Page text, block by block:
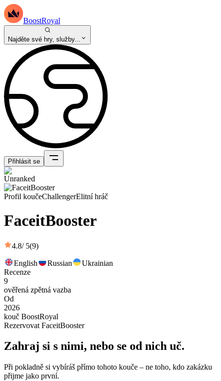
BoostRoyal
Najděte své hry, služby...
Přihlásit se
Profil koučeChallengerElitní hráč
FaceitBooster
4.8/ 5(9)
English Russian
Ukrainian
Recenze
9
ověřená zpětná vazba
Od
2026
kouč BoostRoyal
Rezervovat FaceitBooster
Zahraj si s nimi, nebo se od nich uč.
Při pokladně si vybíráš přímo tohoto kouče – ne toho, kdo zakázku
přijme jako první.